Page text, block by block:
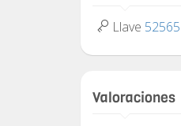
Llave 52565
Valoraciones